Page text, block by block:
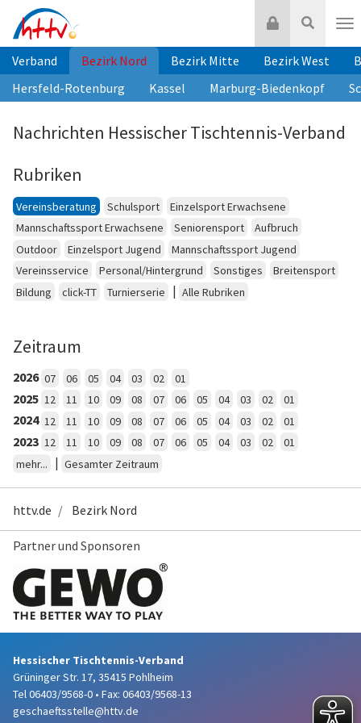
Inhalt
springen
Suche
Login
Verband Bezirk Nord Bezirk Mitte Bezirk West
Hersfeld-Rotenburg
Kassel Marburg-Biedenkopf
Nachrichten Hessischer Tischtennis-Verband
Rubriken
Vereinsberatung Schulsport
Einzelsport Erwachsene
Mannschaftssport Erwachsene
Seniorensport
Aufbruch
Outdoor
Einzelsport Jugend
Mannschaftssport Jugend
Vereinsservice
Personal/Hintergrund Sonstiges
Breitensport
Bildung
click-TT Turnierserie | Alle Rubriken
Zeitraum
2026 07 06 05 04 03 02 01
2025 12 11 10 09 08 07 06 05 04 03 02 01
2024 12 11 10 09 08 07 06 05 04 03 02 01
2023 12 11 10 09 08 07 06 05 04 03 02
01
mehr...
| Gesamter Zeitraum
httv.de Bezirk Nord
Partner und Sponsoren
Hessischer Tischtennis-Verband
Grüninger Str. 17, 35415 Pohlheim
Tel 06403/9568-0 • Fax: 06403/9568-13
geschaeftsstelle@httv.de